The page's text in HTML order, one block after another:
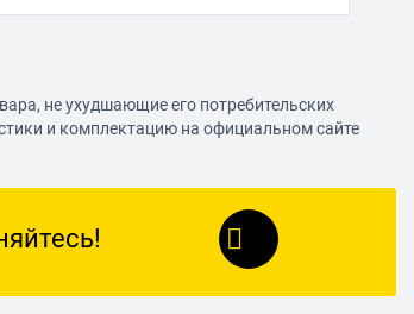
не ухудшающие его потребительских
и комплектацию на официальном сайте